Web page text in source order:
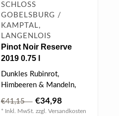
SCHLOSS
GOBELSBURG /
KAMPTAL,
LANGENLOIS
Pinot Noir Reserve
2019 0.75 l
Dunkles Rubinrot,
Himbeeren & Mandeln,
& druckvoll, ju..
€41,15 €34,98
* Inkl. MwSt. zzgl. Versandkosten